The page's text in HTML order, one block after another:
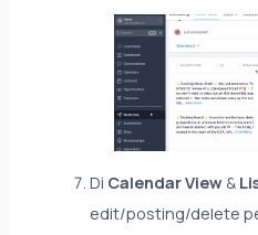
Di Calendar View &
edit/posting/delete